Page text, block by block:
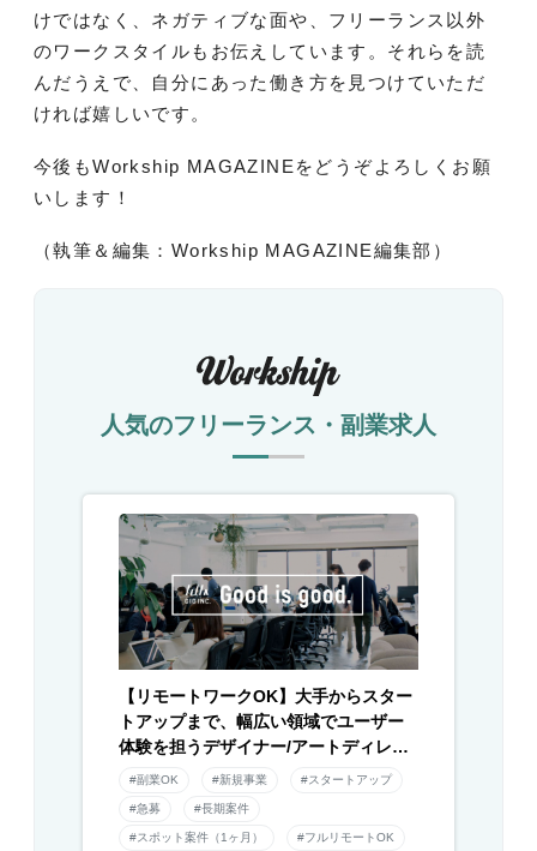
けではなく、ネガティブな面や、フリーランス以外
のワークスタイルもお伝えしています。それらを読
んだうえで、自分にあった働き方を見つけていただ
ければ嬉しいです。
今後もWorkship MAGAZINEをどうぞよろしくお願
いします！
（執筆＆編集：Workship MAGAZINE編集部）
人気のフリーランス・副業求人
【リモートワークOK】大手からスター
トアップまで、幅広い領域でユーザー
体験を担うデザイナー/アートディレク
ター募集！
#副業OK #新規事業 #スタートアップ
#急募 #長期案件
#スポット案件（1ヶ月） #フルリモートOK